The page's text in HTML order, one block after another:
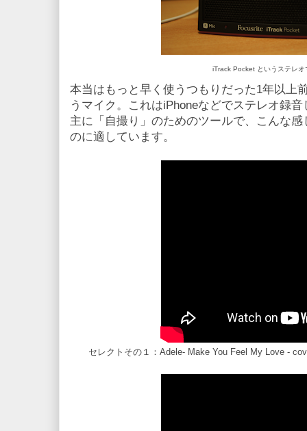
iTrack Pocket というステレオ
本当はもっと早く使うつもりだった1年以上
うマイク。これはiPhoneなどでステレオ録
主に「自撮り」のためのツールで、こんな
のに適しています。
セレクトその１：Adele- Make You Feel My Love -